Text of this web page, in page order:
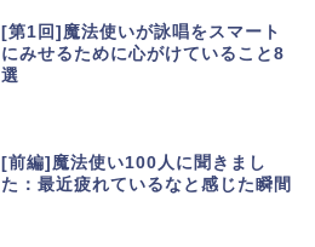
[第1回]魔法使いが詠唱をスマート
にみせるために心がけていること8
選
[前編]魔法使い100人に聞きまし
た：最近疲れているなと感じた瞬間